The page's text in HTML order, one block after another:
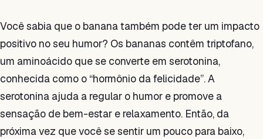
Você sabia que o banana também pode ter um impacto
positivo no seu humor? Os bananas contêm triptofano,
um aminoácido que se converte em serotonina,
conhecida como o “hormônio da felicidade”. A
serotonina ajuda a regular o humor e promove a
sensação de bem-estar e relaxamento. Então, da
próxima vez que você se sentir um pouco para baixo,